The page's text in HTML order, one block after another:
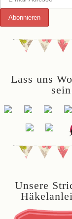
Lass uns
Unsere